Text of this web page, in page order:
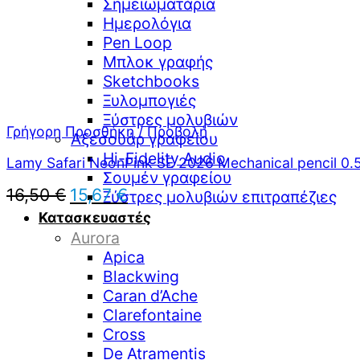
Σημειωματάρια
Ημερολόγια
Pen Loop
Μπλοκ γραφής
Sketchbooks
Ξυλομπογιές
Ξύστρες μολυβιών
Αξεσουάρ γραφείου
Hi-Fidelity Audio
Σουμέν γραφείου
Ξύστρες μολυβιών επιτραπέζιες
Κατασκευαστές
Aurora
Apica
Blackwing
Caran d’Ache
Clarefontaine
Cross
De Atramentis
Γρήγορη Προσθήκη / Προβολή
Lamy Safari NeonPink SE 2026 Mechanical pencil
16,50€ Original
price
was:
16,50 €.
15,67€Η
τρέχουσα
τιμή
15,67 €.